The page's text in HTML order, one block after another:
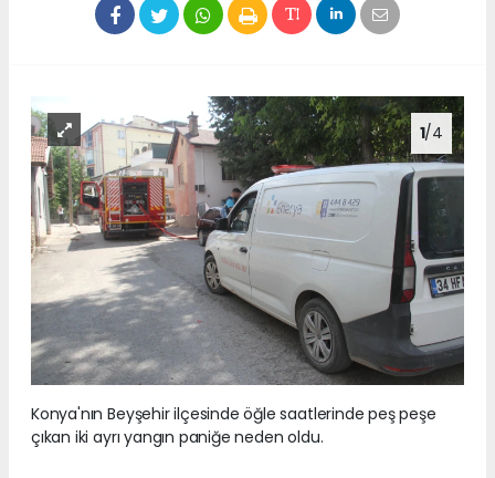
1/4
Konya'nın Beyşehir ilçesinde öğle saatlerinde peş peşe
çıkan iki ayrı yangın paniğe neden oldu.